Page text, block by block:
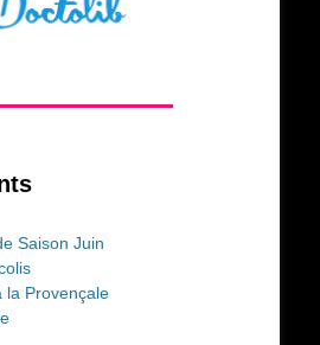
Saison Juin
la Provençale